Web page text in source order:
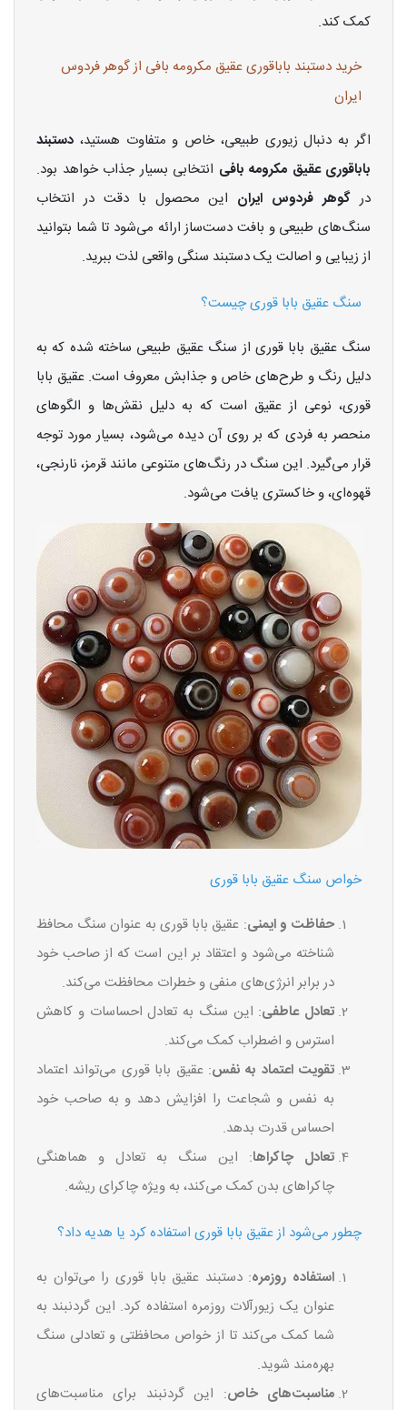
کمک کند.
خرید دستبند باباقوری عقیق مکرومه بافی از گوهر فردوس
ایران
اگر به دنبال زیوری طبیعی، خاص و متفاوت هستید، دستبند
باباقوری عقیق مکرومه بافی انتخابی بسیار جذاب خواهد بود.
در گوهر فردوس ایران این محصول با دقت در انتخاب
سنگ‌های طبیعی و بافت دست‌ساز ارائه می‌شود تا شما بتوانید
از زیبایی و اصالت یک دستبند سنگی واقعی لذت ببرید.
سنگ عقیق بابا قوری چیست؟
سنگ عقیق بابا قوری از سنگ عقیق طبیعی ساخته شده که به
دلیل رنگ و طرح‌های خاص و جذابش معروف است. عقیق بابا
قوری، نوعی از عقیق است که به دلیل نقش‌ها و الگوهای
منحصر به فردی که بر روی آن دیده می‌شود، بسیار مورد توجه
قرار می‌گیرد. این سنگ در رنگ‌های متنوعی مانند قرمز، نارنجی،
قهوه‌ای، و خاکستری یافت می‌شود.
خواص سنگ عقیق بابا قوری
حفاظت و ایمنی: عقیق بابا قوری به عنوان سنگ محافظ
شناخته می‌شود و اعتقاد بر این است که از صاحب خود
در برابر انرژی‌های منفی و خطرات محافظت می‌کند.
تعادل عاطفی: این سنگ به تعادل احساسات و کاهش
استرس و اضطراب کمک می‌کند.
تقویت اعتماد به نفس: عقیق بابا قوری می‌تواند اعتماد
به نفس و شجاعت را افزایش دهد و به صاحب خود
احساس قدرت بدهد.
تعادل چاکراها: این سنگ به تعادل و هماهنگی
چاکراهای بدن کمک می‌کند، به ویژه چاکرای ریشه.
چطور می‌شود از عقیق بابا قوری استفاده کرد یا هدیه داد؟
استفاده روزمره: دستبند عقیق بابا قوری را می‌توان به
عنوان یک زیورآلات روزمره استفاده کرد. این گردنبند به
شما کمک می‌کند تا از خواص محافظتی و تعادلی سنگ
بهره‌مند شوید.
مناسبت‌های خاص: این گردنبند برای مناسبت‌های